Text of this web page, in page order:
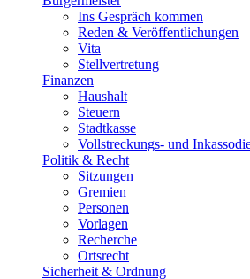
Ins Gespräch kommen
Reden & Veröffentlichungen
Vita
Stellvertretung
Finanzen
Haushalt
Steuern
Stadtkasse
Vollstreckungs- und
Politik & Recht
Sitzungen
Gremien
Personen
Vorlagen
Recherche
Ortsrecht
Sicherheit & Ordnung